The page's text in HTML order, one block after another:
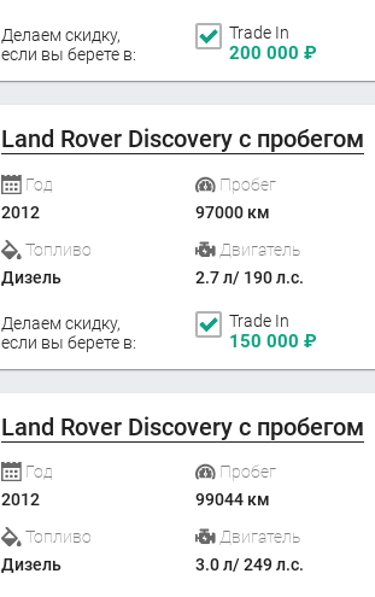
Делаем скидку,
если вы берете в:
Trade In
200 000 ₽
Land Rover Discovery с пробегом
Год
2012
Пробег
97000 км
Топливо
Дизель
Двигатель
2.7 л/ 190 л.с.
Делаем скидку,
если вы берете в:
Trade In
150 000 ₽
Land Rover Discovery с пробегом
Год
2012
Пробег
99044 км
Топливо
Дизель
Двигатель
3.0 л/ 249 л.с.